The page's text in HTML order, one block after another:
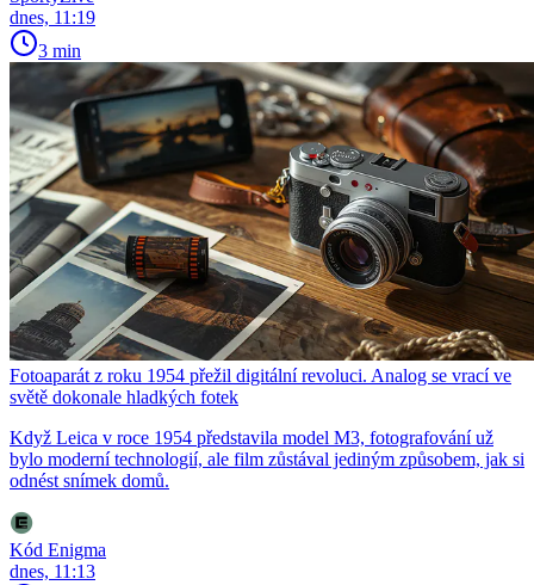
dnes, 11:19
3 min
Fotoaparát z roku 1954 přežil digitální revoluci. Analog se vrací ve
světě dokonale hladkých fotek
Když Leica v roce 1954 představila model M3, fotografování už
bylo moderní technologií, ale film zůstával jediným způsobem, jak si
odnést snímek domů.
Kód Enigma
dnes, 11:13